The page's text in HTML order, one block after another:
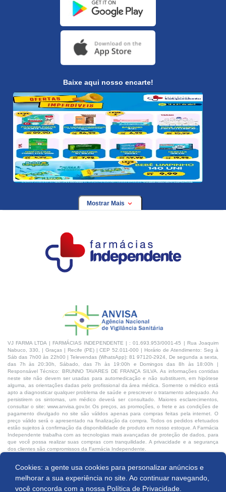
Produto indisponível
Cookies: a gente usa cookies para personalizar anúncios e
melhorar a sua experiência no site. Ao continuar navegando,
você concorda com a nossa Política de Privacidade.
Baixe aqui nosso encarte!
Mostrar Mais
VJ FARMA LTDA | FARMÁCIAS INDEPENDENTE | : 01.693.953/0001-45 | Rua Joaquim
Nabuco, 330, | Graças | Recife (PE) | CEP 52.011-000 | Horário de Atendimento: Seg à
Sáb das 7h00 às 22h00 | Televendas (WhatsApp): 81 97120-2924, De segunda a sexta,
das 7h às 20:30h, Sábado, das 7h às 19:00h e Domingos das 8h às 18:00h |
Responsável Técnico: BRUNNO TAVARES DE FRANÇA SILVA. As informações contidas
neste site não devem ser usadas para automedicação e não substituem, em hipótese
alguma, as orientações dadas pelo profissional da área médica. Somente o médico está
apto a diagnosticar qualquer problema de saúde e prescrever o tratamento adequado. Ao
persistirem os sintomas, um médico deverá ser consultado. Maiores esclarecimentos,
consultar o site: www.anvisa.gov.br. Os preços, as promoções, o frete e as condições de
pagamento divulgado no site são válidos apenas para compras feitas pela internet. O
preço válido será o apresentado na finalização da compra. Todos os pedidos efetuados
estão sujeitos à confirmação da disponibilidade de produto em nosso estoque. A Farmácia
Independente trabalha com as tecnologias mais avançadas de proteção de dados, para
que você possa realizar suas compras com tranquilidade. A privacidade e a segurança
dos clientes são compromissos da Farmácia Independente.
Desenvolvido por: